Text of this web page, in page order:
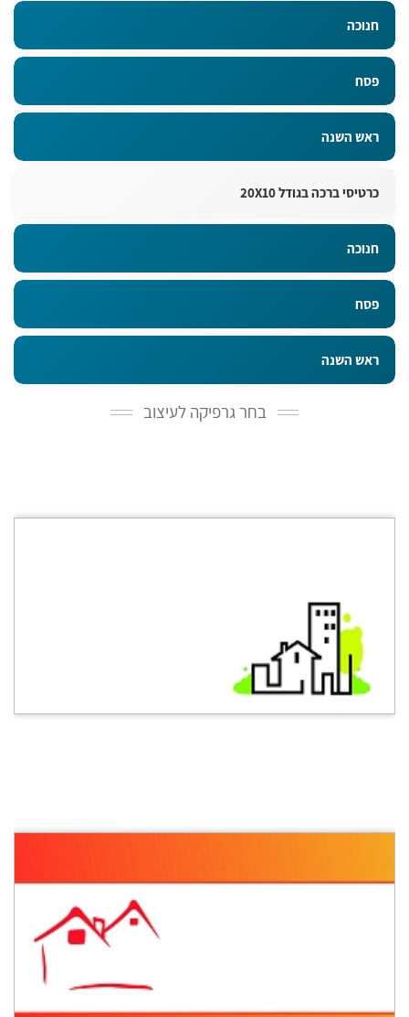
חנוכה
פסח
ראש השנה
כרטיסי ברכה בגודל 20X10
חנוכה
פסח
ראש השנה
בחר גרפיקה לעיצוב